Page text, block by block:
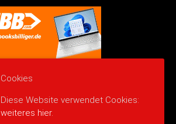
Cookies
Diese Website verwendet Cookies:
weiteres hier.